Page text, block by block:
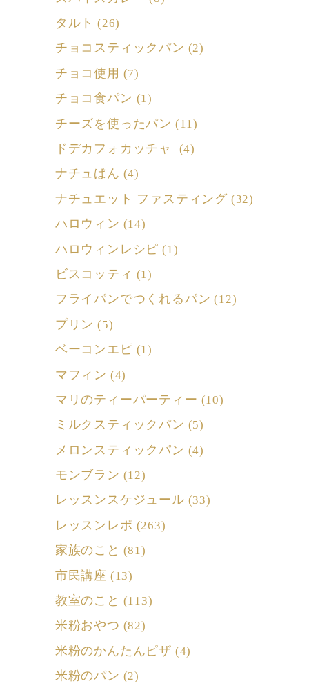
タルト (26)
チョコスティックパン (2)
チョコ使用 (7)
チョコ食パン (1)
チーズを使ったパン (11)
ドデカフォカッチャ (4)
ナチュぱん (4)
ナチュエット ファスティング (32)
ハロウィン (14)
ハロウィンレシピ (1)
ビスコッティ (1)
フライパンでつくれるパン (12)
プリン (5)
ベーコンエピ (1)
マフィン (4)
マリのティーパーティー (10)
ミルクスティックパン (5)
メロンスティックパン (4)
モンブラン (12)
レッスンスケジュール (33)
レッスンレポ (263)
家族のこと (81)
市民講座 (13)
教室のこと (113)
米粉おやつ (82)
米粉のかんたんピザ (4)
米粉のパン (2)